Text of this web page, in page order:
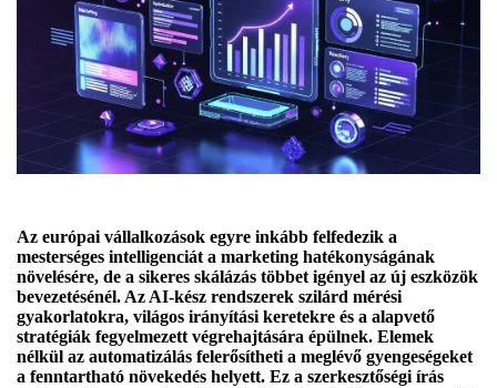
Az európai vállalkozások egyre inkább felfedezik a
mesterséges intelligenciát a marketing hatékonyságának
növelésére, de a sikeres skálázás többet igényel az új eszközök
bevezetésénél. Az AI-kész rendszerek szilárd mérési
gyakorlatokra, világos irányítási keretekre és a alapvető
stratégiák fegyelmezett végrehajtására épülnek. Elemek
nélkül az automatizálás felerősítheti a meglévő gyengeségeket
a fenntartható növekedés helyett. Ez a szerkesztőségi írás